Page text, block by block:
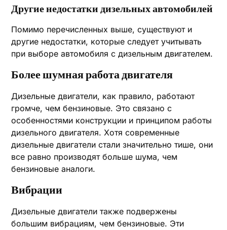
Другие недостатки дизельных автомобилей
Помимо перечисленных выше, существуют и
другие недостатки, которые следует учитывать
при выборе автомобиля с дизельным двигателем.
Более шумная работа двигателя
Дизельные двигатели, как правило, работают
громче, чем бензиновые. Это связано с
особенностями конструкции и принципом работы
дизельного двигателя. Хотя современные
дизельные двигатели стали значительно тише, они
все равно производят больше шума, чем
бензиновые аналоги.
Вибрации
Дизельные двигатели также подвержены
большим вибрациям, чем бензиновые. Эти